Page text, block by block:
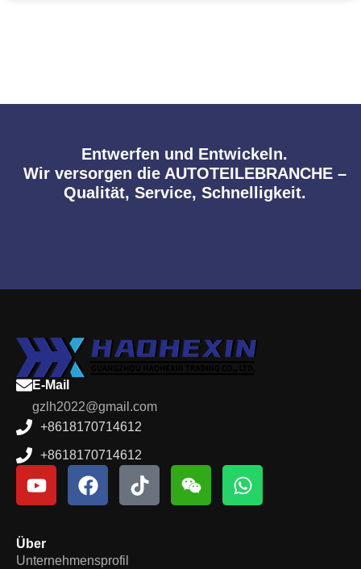
Entwerfen und Entwickeln.
Wir versorgen die AUTOTEILEBRANCHE –
Qualität, Service, Schnelligkeit.
E-Mail
gzlh2022@gmail.com
+8618170714612
+8618170714612
Über
Unternehmensprofil